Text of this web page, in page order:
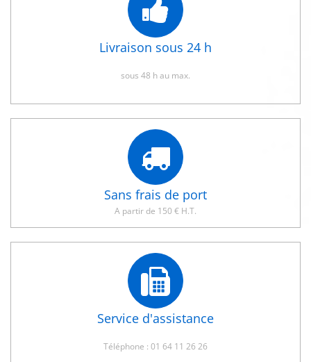
Livraison sous 24 h
sous 48 h au max.
Sans frais de port
A partir de 150 € H.T.
Service d'assistance
Téléphone : 01 64 11 26 26